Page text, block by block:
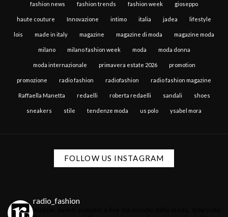
fashion news fashion trends fashion week gioseppo
haute couture Innovazione intimo italia jadea lifestyle
lois made in italy magazine magazine di moda magazine moda
milano milano fashion week moda moda donna
moda internazionale primavera estate 2026 promotion
promozione radio fashion radiofashion radio fashion magazine
Raffaella Manetta redaelli roberta redaelli sandali shoes
sneakers stile tendenze moda us polo ysabel mora
FOLLOW US INSTAGRAM
radio_fashion